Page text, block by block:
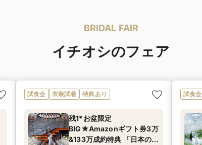
BRIDAL FAIR
イチオシのフェア
試食会 衣装試着 特典あり
残1*お盆限定
BIG★Amazonギフト券3万
&133万成約特典 「日本の美
試食会